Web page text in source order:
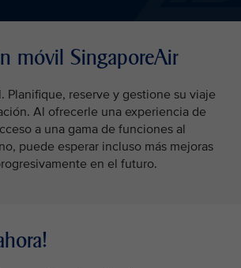
móvil SingaporeAir
Planifique, reserve y gestione su viaje
Al ofrecerle una experiencia de
a una gama de funciones al
puede esperar incluso más mejoras
en el futuro.